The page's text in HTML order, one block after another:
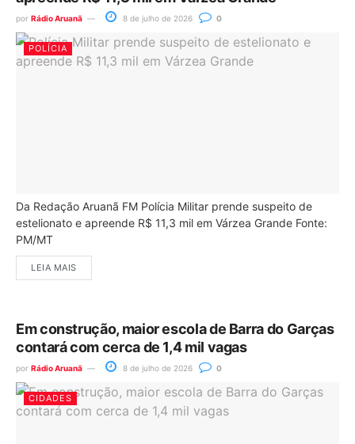
por Rádio Aruanã 8 de julho de 2026 0
POLÍCIA
Da Redação Aruanã FM Polícia Militar prende suspeito de
estelionato e apreende R$ 11,3 mil em Várzea Grande Fonte:
PM/MT
LEIA MAIS
Em construção, maior escola de Barra do Garças
contará com cerca de 1,4 mil vagas
por Rádio Aruanã 8 de julho de 2026 0
CIDADES